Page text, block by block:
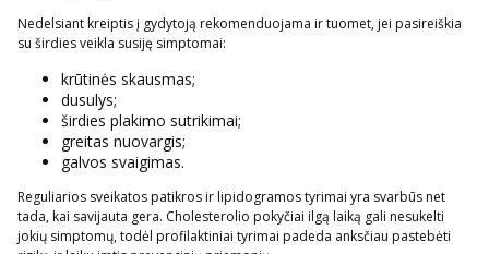
Nedelsiant kreiptis į gydytoją rekomenduojama ir tuomet, jei pasireiškia
su širdies veikla susiję simptomai:
krūtinės skausmas;
dusulys;
širdies plakimo sutrikimai;
greitas nuovargis;
galvos svaigimas.
Reguliarios sveikatos patikros ir lipidogramos tyrimai yra svarbūs net
tada, kai savijauta gera. Cholesterolio pokyčiai ilgą laiką gali nesukelti
jokių simptomų, todėl profilaktiniai tyrimai padeda anksčiau pastebėti